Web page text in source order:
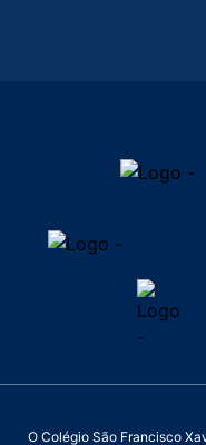
O Colégio São Francisco